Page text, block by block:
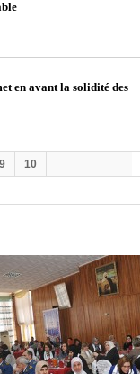
en avant la solidité des
9 10